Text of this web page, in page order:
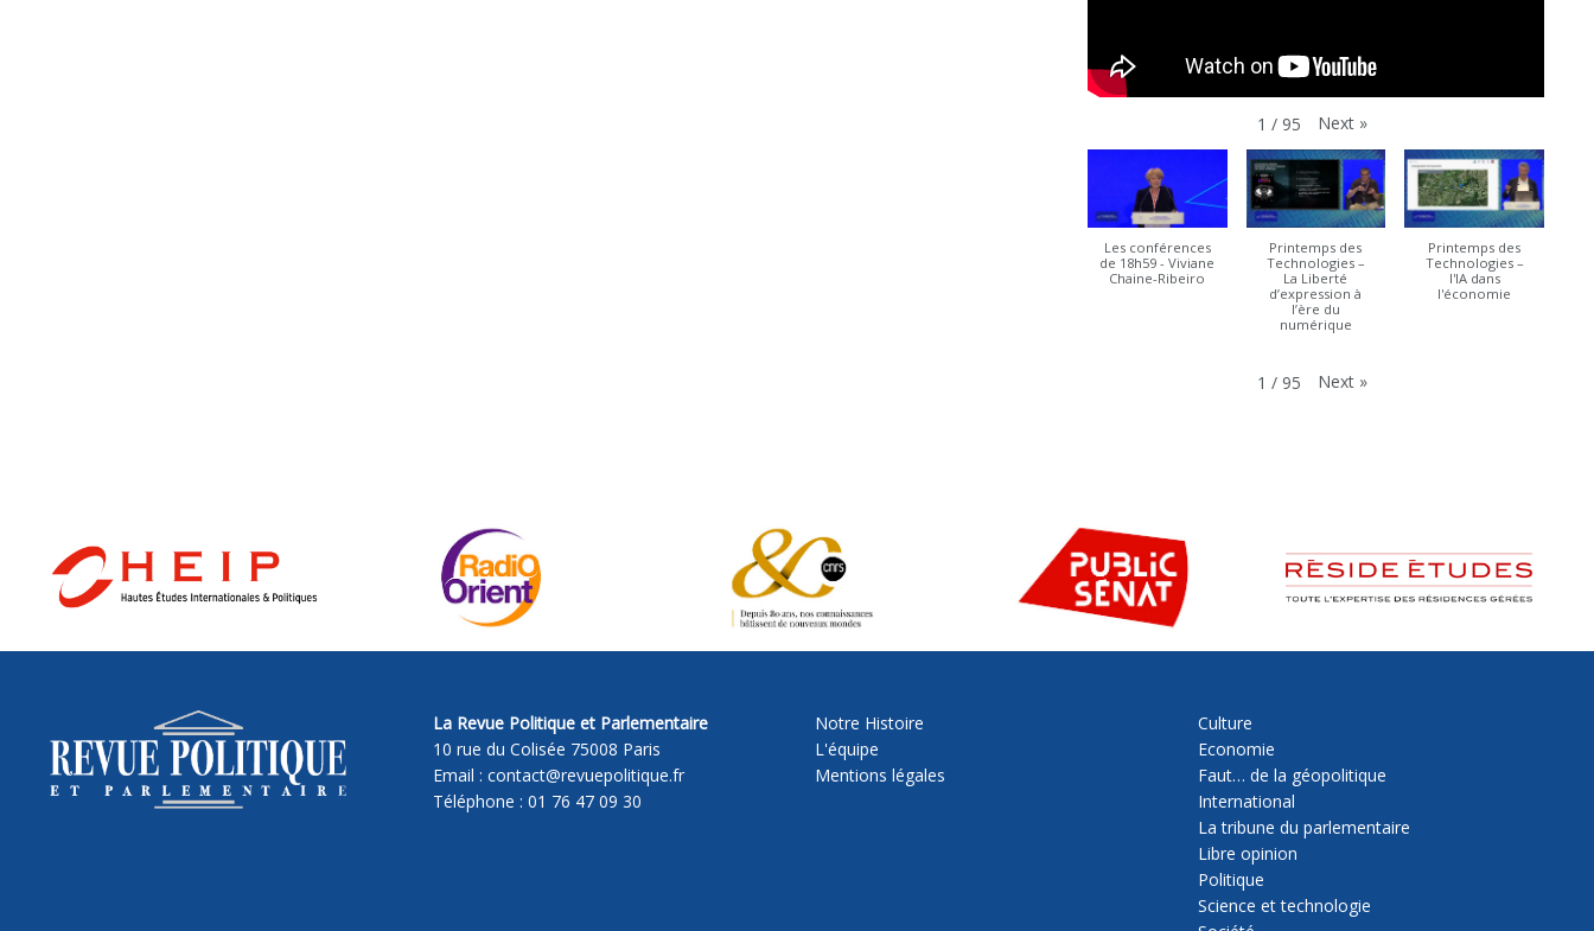
1 / 95 Next »
Les conférences
de 18h59 - Viviane
Chaine-Ribeiro
Printemps des
Technologies –
La Liberté
d’expression à
l’ère du
numérique
Printemps des
Technologies –
l'IA dans
l'économie
1 / 95 Next »
La Revue Politique et Parlementaire
10 rue du Colisée 75008 Paris
Email : contact@revuepolitique.fr
Téléphone : 01 76 47 09 30
Notre Histoire
L'équipe
Mentions légales
Culture
Economie
Faut… de la géopolitique
International
La tribune du parlementaire
Libre opinion
Politique
Science et technologie